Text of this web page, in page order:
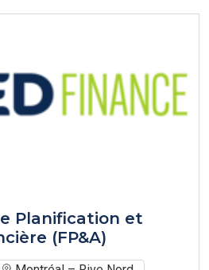
Planification et
(FP&A)